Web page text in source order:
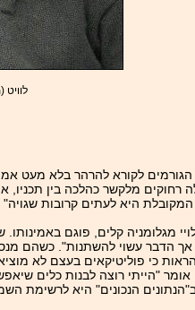
לוויט
לקורא להרהר בלא מעט
רחוקים מלקשר כהלכה בין
היא לעתים קרובות
מגלומניה קלים, פוגם
אך הדבר עשוי להשתנות". כשהם
כי פוליטיקאים בעצם לא
"הייתי רוצה לבנות כלים
הנכונים" היא לרשימת